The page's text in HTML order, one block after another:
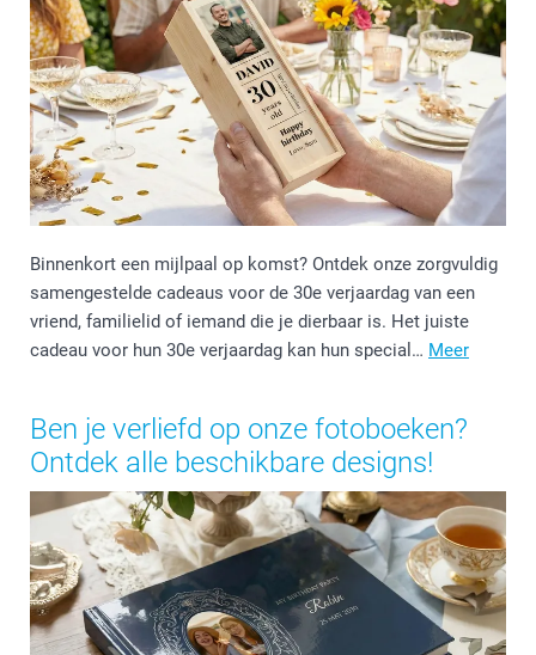
Binnenkort een mijlpaal op komst? Ontdek onze zorgvuldig
samengestelde cadeaus voor de 30e verjaardag van een
vriend, familielid of iemand die je dierbaar is. Het juiste
cadeau voor hun 30e verjaardag kan hun special… Meer
Ben je verliefd op onze fotoboeken?
Ontdek alle beschikbare designs!